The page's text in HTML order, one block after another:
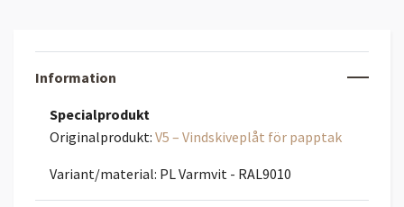
Information
Specialprodukt
Originalprodukt: V5 – Vindskiveplåt för papptak
Variant/material: PL Varmvit - RAL9010